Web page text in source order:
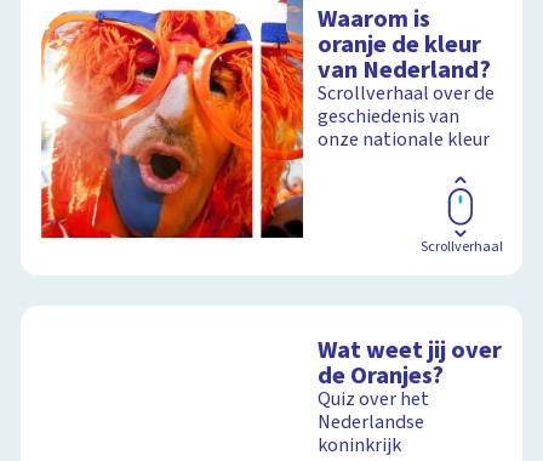
Waarom is
oranje de kleur
van Nederland?
Scrollverhaal over de
geschiedenis van
onze nationale kleur
Scrollverhaal
Wat weet jij over
de Oranjes?
Quiz over het
Nederlandse
koninkrijk